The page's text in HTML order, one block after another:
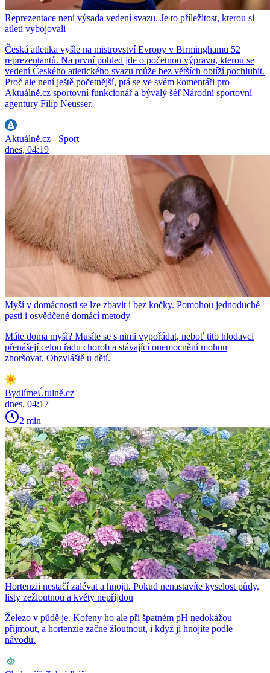
Reprezentace není výsada vedení svazu. Je to příležitost, kterou si
atleti vybojovali
Česká atletika vyšle na mistrovství Evropy v Birminghamu 52
reprezentantů. Na první pohled jde o početnou výpravu, kterou se
vedení Českého atletického svazu může bez větších obtíží pochlubit.
Proč ale není ještě početnější, ptá se ve svém komentáři pro
Aktuálně.cz sportovní funkcionář a bývalý šéf Národní sportovní
agentury Filip Neusser.
Aktuálně.cz - Sport
dnes, 04:19
Myší v domácnosti se lze zbavit i bez kočky. Pomohou jednoduché
pasti i osvědčené domácí metody
Máte doma myši? Musíte se s nimi vypořádat, neboť tito hlodavci
přenášejí celou řadu chorob a stávající onemocnění mohou
zhoršovat. Obzvláště u dětí.
BydlímeÚtulně.cz
dnes, 04:17
2 min
Hortenzii nestačí zalévat a hnojit. Pokud nenastavíte kyselost půdy,
listy zežloutnou a květy nepřijdou
Železo v půdě je. Kořeny ho ale při špatném pH nedokážou
přijmout, a hortenzie začne žloutnout, i když ji hnojíte podle
návodu.